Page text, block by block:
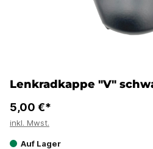
Lenkradkappe "V"
5,00 €*
inkl. Mwst.
Auf Lager